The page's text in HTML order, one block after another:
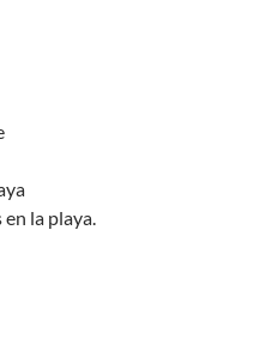
la playa.